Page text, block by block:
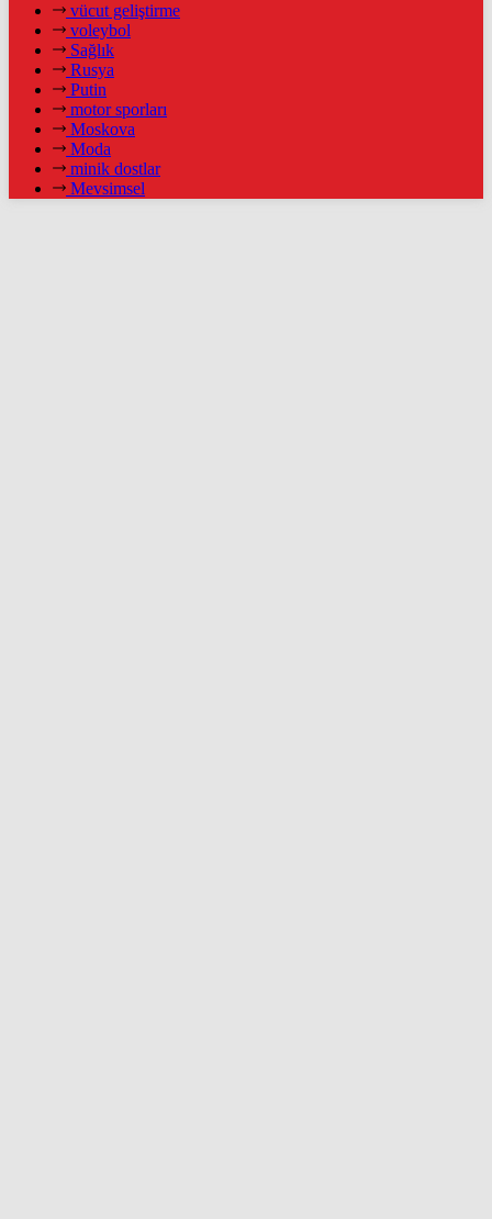
vücut geliştirme
voleybol
Sağlık
Rusya
Putin
motor sporları
Moskova
Moda
minik dostlar
Mevsimsel